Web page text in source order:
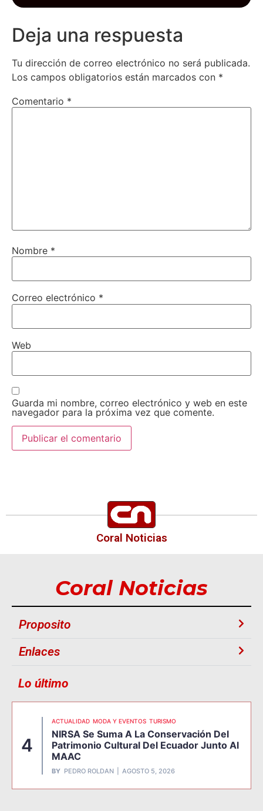
Deja una respuesta
Tu dirección de correo electrónico no será publicada.
Los campos obligatorios están marcados con *
Comentario *
Nombre *
Correo electrónico *
Web
Guarda mi nombre, correo electrónico y web en este
navegador para la próxima vez que comente.
Coral Noticias
Coral Noticias
Proposito
Enlaces
Lo último
4
ACTUALIDAD MODA Y EVENTOS TURISMO
NIRSA Se Suma A La Conservación Del
Patrimonio Cultural Del Ecuador Junto Al
MAAC
BY PEDRO ROLDAN AGOSTO 5, 2026